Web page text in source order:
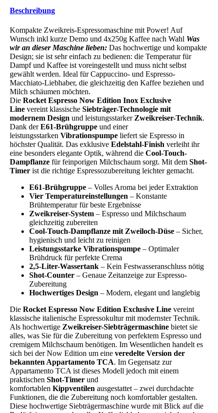
(black)
mit
Shot
Timer,
jetzt
bei
uns
testen!
Menge
Beschreibung
Kompakte Zweikreis-Espressomaschine mit Power! Auf
Wunsch inkl kurze Demo und 4x250g Kaffee nach Wahl Was
wir an dieser Maschine lieben: Das hochwertige und kompakte
Design; sie ist sehr einfach zu bedienen: die Temperatur für
Dampf und Kaffee ist voreingestellt und muss nicht selbst
gewählt werden. Ideal für Cappuccino- und Espresso-
Macchiato-Liebhaber, die gleichzeitig den Kaffee beziehen und
Milch schäumen möchten.
DieRocket Espresso Now Edition Inox Exclusive
Line vereint klassischeSiebträger-Technologie mit
modernem Design und leistungsstarker Zweikreiser-Technik.
Dank derE61-Brühgruppe und einer
leistungsstarkenVibrationspumpe liefert sie Espresso in
höchster Qualität. Das exklusiveEdelstahl-Finish verleiht ihr
eine besonders elegante Optik, während dieCool-Touch-
Dampflanze für feinporigen Milchschaum sorgt. Mit demShot-
Timerist die richtige Espressozubereitung leichter gemacht.
E61-Brühgruppe – Volles Aroma bei jeder Extraktion
Vier Temperatureinstellungen – Konstante
Brühtemperatur für beste Ergebnisse
Zweikreiser-System – Espresso und Milchschaum
gleichzeitig zubereiten
Cool-Touch-Dampflanze mit Zweiloch-Düse – Sicher,
hygienisch und leicht zu reinigen
Leistungsstarke Vibrationspumpe – Optimaler
Brühdruck für perfekte Crema
2,5-Liter-Wassertank – Kein Festwasseranschluss nötig
Shot-Counter – Genaue Zeitanzeige zur Espresso-
Zubereitung
Hochwertiges Design – Modern, elegant und langlebig
DieRocket Espresso Now Edition Exclusive Line vereint
klassische italienische Espressokultur mit modernster Technik.
Als hochwertige Zweikreiser-Siebträgermaschine bietet sie
alles, was Sie für die Zubereitung von perfektem Espresso und
cremigem Milchschaum benötigen. Im Wesentlichen handelt es
sich bei der Now Edition um eineveredelte Version der
bekannten Appartamento TCA. Im Gegensatz zur
Appartamento TCA ist dieses Modell jedoch mit einem
praktischenShot-Timer und
komfortablenKippventilen ausgestattet – zwei durchdachte
Funktionen, die die Zubereitung noch komfortabler gestalten.
Diese hochwertige Siebträgermaschine wurde mit Blick auf die